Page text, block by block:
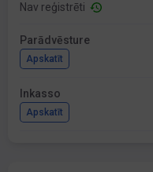
Nav reģistrēti
Parādvēsture
Apskatīt
Inkasso
Apskatīt